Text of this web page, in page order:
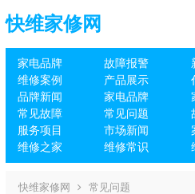
快维家修网
家电品牌 故障报警
维修案例
产品展示
品牌新闻
家电品牌
常见故障
常见问题
服务项目
市场新闻
维修之家
维修常识
快维家修网 常见问题